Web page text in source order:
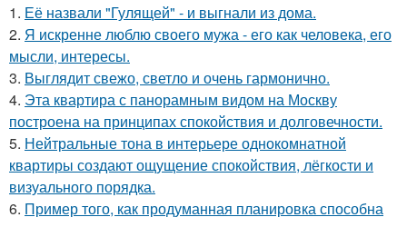
1. Её назвали "Гулящей" - и выгнали из дома.
2. Я искренне люблю своего мужа - его как человека, его
мысли, интересы.
3. Выглядит свежо, светло и очень гармонично.
4. Эта квартира с панорамным видом на Москву
построена на принципах спокойствия и долговечности.
5. Нейтральные тона в интерьере однокомнатной
квартиры создают ощущение спокойствия, лёгкости и
визуального порядка.
6. Пример того, как продуманная планировка способна